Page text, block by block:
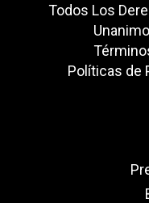
Todos Los
Políticas de